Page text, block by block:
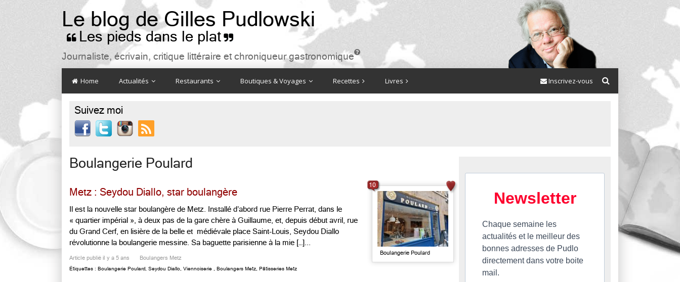
Le blog de Gilles Pudlowski
 Les pieds dans le plat 
Journaliste, écrivain, critique littéraire et chroniqueur gastronomique

Home Actualités Restaurants Boutiques & Voyages Recettes Livres Inscrivez-vous
Suivez moi

Boulangerie Poulard
Metz : Seydou Diallo, star boulangère
Il est la nouvelle star boulangère de Metz. Installé d’abord rue Pierre Perrat, dans le
« quartier impérial », à deux pas de la gare chère à Guillaume, et, depuis début avril, rue
du Grand Cerf, en lisière de la belle et médiévale place Saint-Louis, Seydou Diallo
révolutionne la boulangerie messine. Sa baguette parisienne à la mie […]...
Article publié il y a 5 ans Boulangers Metz
Étiquettes : Boulangerie Poulard Seydou Diallo Viennoiserie Boulangers Metz Pâtisseries Metz
Boulangerie Poulard
10
Newsletter
Chaque semaine les
actualités et le meilleur des
bonnes adresses de Pudlo
directement dans votre boite
mail.